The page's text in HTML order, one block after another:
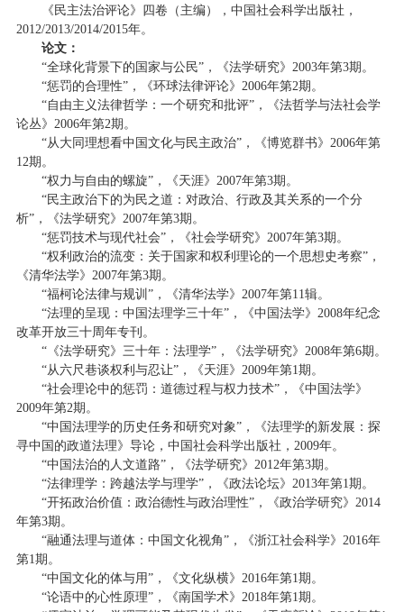
《民主法治评论》四卷（主编），中国社会科学出版社，
2012/2013/2014/2015年。
论文：
“全球化背景下的国家与公民”，《法学研究》2003年第3期。
“惩罚的合理性”，《环球法律评论》2006年第2期。
“自由主义法律哲学：一个研究和批评”，《法哲学与法社会学
论丛》2006年第2期。
“从大同理想看中国文化与民主政治”，《博览群书》2006年第
12期。
“权力与自由的螺旋”，《天涯》2007年第3期。
“民主政治下的为民之道：对政治、行政及其关系的一个分
析”，《法学研究》2007年第3期。
“惩罚技术与现代社会”，《社会学研究》2007年第3期。
“权利政治的流变：关于国家和权利理论的一个思想史考察”，
《清华法学》2007年第3期。
“福柯论法律与规训”，《清华法学》2007年第11辑。
“法理的呈现：中国法理学三十年”，《中国法学》2008年纪念
改革开放三十周年专刊。
“《法学研究》三十年：法理学”，《法学研究》2008年第6期。
“从六尺巷谈权利与忍让”，《天涯》2009年第1期。
“社会理论中的惩罚：道德过程与权力技术”，《中国法学》
2009年第2期。
“中国法理学的历史任务和研究对象”，《法理学的新发展：探
寻中国的政道法理》导论，中国社会科学出版社，2009年。
“中国法治的人文道路”，《法学研究》2012年第3期。
“法律理学：跨越法学与理学”，《政法论坛》2013年第1期。
“开拓政治价值：政治德性与政治理性”，《政治学研究》2014
年第3期。
“融通法理与道体：中国文化视角”，《浙江社会科学》2016年
第1期。
“中国文化的体与用”，《文化纵横》2016年第1期。
“论语中的心性原理”，《南国学术》2018年第1期。